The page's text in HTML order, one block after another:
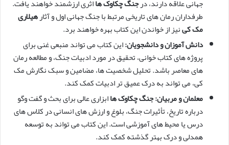
جهانی علاقه دارند، درجنگ چکاوک هااثری ارزشمند خواهند یافت.
طرفداران رمان های تاریخی مرتبط با جنگ جهانی اول و آثارهیلاری
مک کینیز از خواندن این کتاب بهره خواهند برد.
دانش آموزان و دانشجویان:این کتاب می تواند منبعی غنی برای
پروژه های کتاب خوانی، تحقیق در مورد ادبیات جنگ، و مطالعه رمان
های معاصر باشد. تحلیل شخصیت ها، مضامین و سبک نگارش مک
کی، می تواند به درک عمیق تر ادبیات کمک کند.
معلمان و مربیان:جنگ چکاوک هاابزاری عالی برای بحث و گفت وگو
درباره تاریخ، تأثیرات جنگ، بلوغ و ارزش های انسانی در کلاس های
درس یا محیط های آموزشی است. این کتاب می تواند به توسعه
همدلی و درک بهتر گذشته کمک کند.